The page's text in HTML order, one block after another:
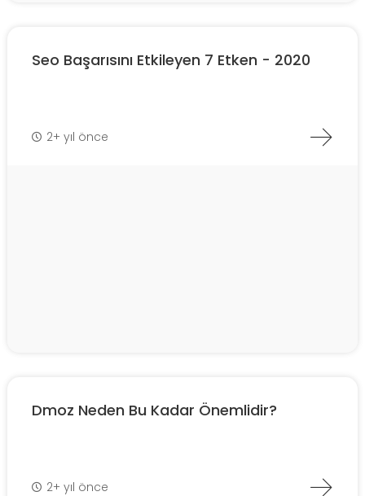
Seo Başarısını Etkileyen 7 Etken - 2020
2+ yıl önce
Dmoz Neden Bu Kadar Önemlidir?
2+ yıl önce